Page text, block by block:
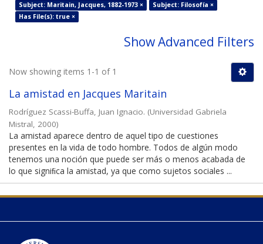
Subject: Maritain, Jacques, 1882-1973 ×
Subject: Filosofía ×
Has File(s): true ×
Show Advanced Filters
Now showing items 1-1 of 1
La amistad en Jacques Maritain
Rodríguez Scassi-Buffa, Juan Ignacio. (Universidad Gabriela
Mistral, 2000)
La amistad aparece dentro de aquel tipo de cuestiones
presentes en la vida de todo hombre. Todos de algún modo
tenemos una noción que puede ser más o menos acabada de
lo que signiﬁca la amistad, ya que como sujetos sociales ...